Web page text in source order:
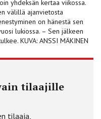
yhdeksän kertaa viikossa.
välillä ajanvietosta
on hänestä sen
lukiossa. – Sen jälkeen
KUVA: ANSSI MÄKINEN
tilaajille
tilaaja,